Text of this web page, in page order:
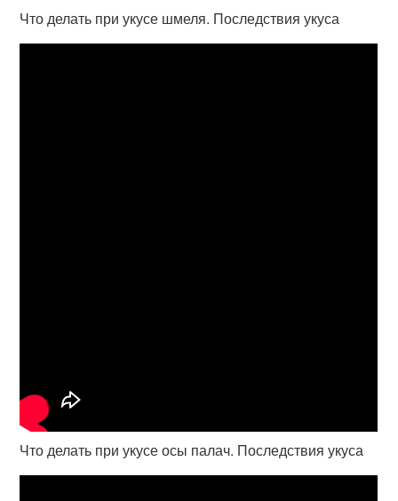
Что делать при укусе шмеля. Последствия укуса
Что делать при укусе осы палач. Последствия укуса